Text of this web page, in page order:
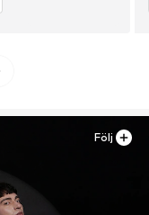
Följ